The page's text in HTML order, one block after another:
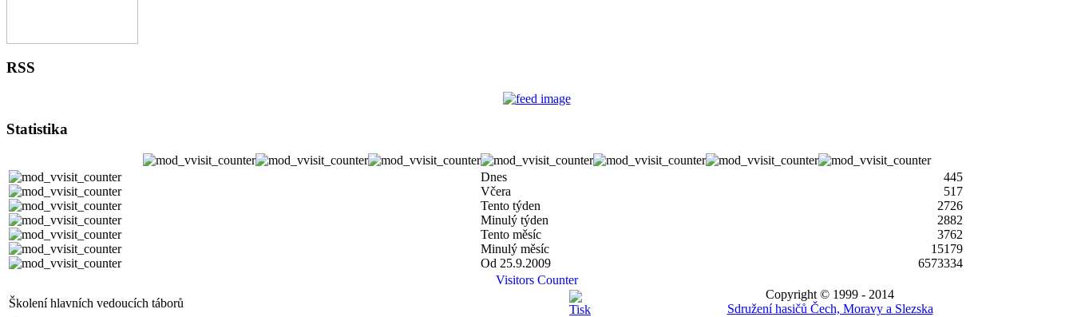
RSS
Statistika
Dnes
445
Včera
517
Tento týden
2726
Minulý týden
2882
Tento měsíc
3762
Minulý měsíc
15179
Od 25.9.2009
6573334
Visitors Counter
Školení hlavních vedoucích táborů
Copyright © 1999 - 2014
Sdružení hasičů Čech, Moravy a Slezska